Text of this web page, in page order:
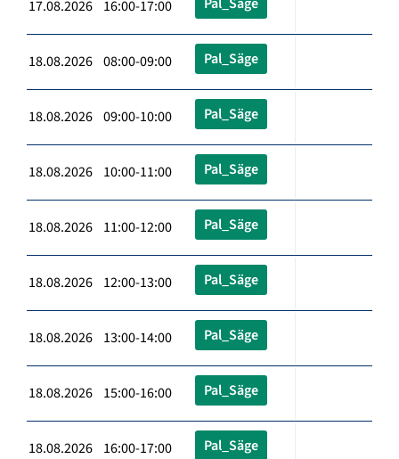
17.08.2026 16:00-17:00
18.08.2026 08:00-09:00 Pal_Säge
18.08.2026 09:00-10:00 Pal_Säge
18.08.2026 10:00-11:00 Pal_Säge
18.08.2026 11:00-12:00 Pal_Säge
18.08.2026 12:00-13:00 Pal_Säge
18.08.2026 13:00-14:00 Pal_Säge
18.08.2026 15:00-16:00 Pal_Säge
18.08.2026 16:00-17:00 Pal_Säge